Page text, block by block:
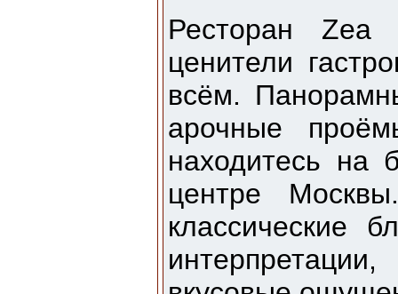
Ресторан
ценители
всём.
арочные
находитесь на
центре
классические